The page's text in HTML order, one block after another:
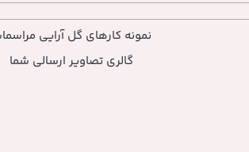
نمونه کارهای گل آرایی
گالری تصاویر ارسالی شما